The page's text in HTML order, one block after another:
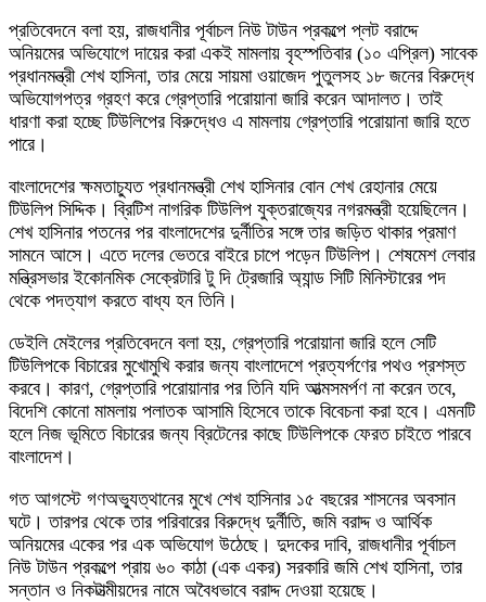
প্রতিবেদনে বলা হয়, রাজধানীর পূর্বাচল নিউ টাউন প্রকল্পে প্লট বরাদ্দে
অনিয়মের অভিযোগে দায়ের করা একই মামলায় বৃহস্পতিবার (১০ এপ্রিল) সাবেক
প্রধানমন্ত্রী শেখ হাসিনা, তার মেয়ে সায়মা ওয়াজেদ পুতুলসহ ১৮ জনের বিরুদ্ধে
অভিযোগপত্র গ্রহণ করে গ্রেপ্তারি পরোয়ানা জারি করেন আদালত। তাই
ধারণা করা হচ্ছে টিউলিপের বিরুদ্ধেও এ মামলায় গ্রেপ্তারি পরোয়ানা জারি হতে
পারে।
বাংলাদেশের ক্ষমতাচ্যুত প্রধানমন্ত্রী শেখ হাসিনার বোন শেখ রেহানার মেয়ে
টিউলিপ সিদ্দিক। ব্রিটিশ নাগরিক টিউলিপ যুক্তরাজ্যের নগরমন্ত্রী হয়েছিলেন।
শেখ হাসিনার পতনের পর বাংলাদেশের দুর্নীতির সঙ্গে তার জড়িত থাকার প্রমাণ
সামনে আসে। এতে দলের ভেতরে বাইরে চাপে পড়েন টিউলিপ। শেষমেশ লেবার
মন্ত্রিসভার ইকোনমিক সেক্রেটারি টু দি ট্রেজারি অ্যান্ড সিটি মিনিস্টারের পদ
থেকে পদত্যাগ করতে বাধ্য হন তিনি।
ডেইলি মেইলের প্রতিবেদনে বলা হয়, গ্রেপ্তারি পরোয়ানা জারি হলে সেটি
টিউলিপকে বিচারের মুখোমুখি করার জন্য বাংলাদেশে প্রত্যর্পণের পথও প্রশস্ত
করবে। কারণ, গ্রেপ্তারি পরোয়ানার পর তিনি যদি আত্মসমর্পণ না করেন তবে,
বিদেশি কোনো মামলায় পলাতক আসামি হিসেবে তাকে বিবেচনা করা হবে। এমনটি
হলে নিজ ভূমিতে বিচারের জন্য ব্রিটেনের কাছে টিউলিপকে ফেরত চাইতে পারবে
বাংলাদেশ।
গত আগস্টে গণঅভ্যুত্থানের মুখে শেখ হাসিনার ১৫ বছরের শাসনের অবসান
ঘটে। তারপর থেকে তার পরিবারের বিরুদ্ধে দুর্নীতি, জমি বরাদ্দ ও আর্থিক
অনিয়মের একের পর এক অভিযোগ উঠেছে। দুদকের দাবি, রাজধানীর পূর্বাচল
নিউ টাউন প্রকল্পে প্রায় ৬০ কাঠা (এক একর) সরকারি জমি শেখ হাসিনা, তার
সন্তান ও নিকটাত্মীয়দের নামে অবৈধভাবে বরাদ্দ দেওয়া হয়েছে।